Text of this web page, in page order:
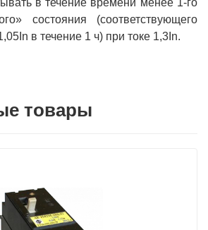
в течение времени менее 1-го
состояния (соответствующего
в течение 1 ч) при токе 1,3In.
товары